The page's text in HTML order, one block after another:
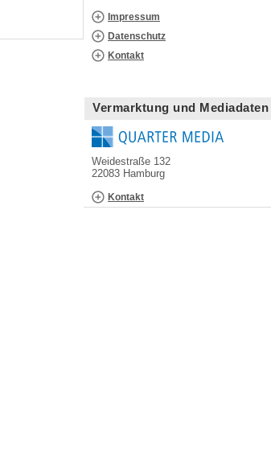
Impressum
Datenschutz
Kontakt
Vermarktung und Mediadaten
Weidestraße 132
22083 Hamburg
Kontakt